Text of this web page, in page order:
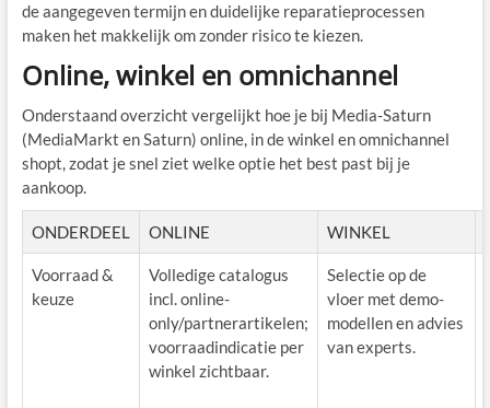
de aangegeven termijn en duidelijke reparatieprocessen
maken het makkelijk om zonder risico te kiezen.
Online, winkel en omnichannel
Onderstaand overzicht vergelijkt hoe je bij Media-Saturn
(MediaMarkt en Saturn) online, in de winkel en omnichannel
shopt, zodat je snel ziet welke optie het best past bij je
aankoop.
ONDERDEEL ONLINE WINKEL
Voorraad &
keuze
Volledige catalogus
incl. online-
only/partnerartikelen;
voorraadindicatie per
winkel zichtbaar.
Selectie op de
vloer met demo-
modellen en advies
van experts.